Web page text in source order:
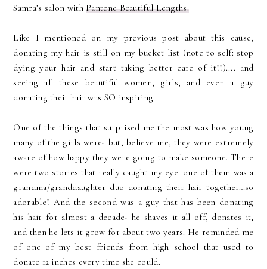
Samra’s salon withPantene Beautiful Lengths.
Like I mentioned on my previous post about this cause,
donating my hair is still on my bucket list (note to self: stop
dying your hair and start taking better care of it!!).... and
seeing all these beautiful women, girls, and even a guy
donating their hair was SO inspiring.
One of the things that surprised me the most was how young
many of the girls were- but, believe me, they were extremely
aware of how happy they were going to make someone. There
were two stories that really caught my eye: one of them was a
grandma/granddaughter duo donating their hair together…so
adorable! And the second was a guy that has been donating
his hair for almost a decade- he shaves it all off, donates it,
and then he lets it grow for about two years. He reminded me
of one of my best friends from high school that used to
donate 12 inches every time she could.